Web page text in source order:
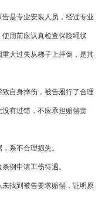
是专业安装人员，经过专业
用前应认真检查保险绳状
大过失从梯子上摔倒，是其
自身摔伤，被告履行了合理
有过错，不应承担赔偿责
系不合理损失。
例申请工伤待遇。
找到被告要求赔偿，证明原